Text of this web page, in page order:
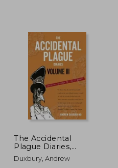
40%
dcto.
The Accidental
Plague Diaries,
Volume III: Omicron
to "Is it Gone?" (en
Duxbury, Andrew